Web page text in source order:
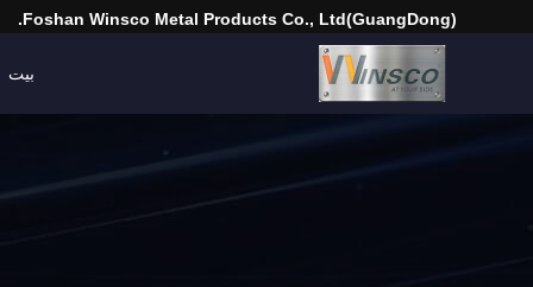
(GuangDong)Foshan Winsco Metal Products Co., Ltd.
بيت